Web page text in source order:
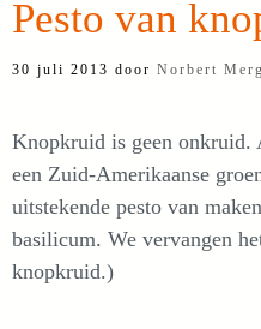
Pesto van
30 juli 2013 door Norbert
Knopkruid is geen onkruid.
een Zuid-Amerikaanse
uitstekende pesto van
basilicum. We vervangen
knopkruid.)